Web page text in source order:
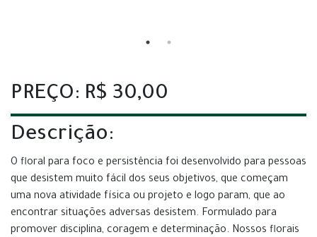
PREÇO: R$ 30,00
Descrição:
O floral para foco e persistência foi desenvolvido para pessoas
que desistem muito fácil dos seus objetivos, que começam
uma nova atividade física ou projeto e logo param, que ao
encontrar situações adversas desistem. Formulado para
promover disciplina, coragem e determinação. Nossos florais